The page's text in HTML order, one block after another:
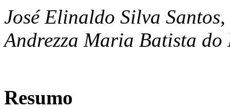
José Elinaldo Silva
Andrezza Maria Batista do
Resumo